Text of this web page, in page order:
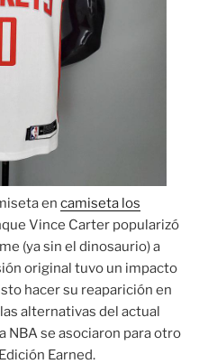
en camiseta los
Vince Carter popularizó
(ya sin el dinosaurio) a
original tuvo un impacto
hacer su reaparición en
alternativas del actual
NBA se asociaron para otro
Earned.